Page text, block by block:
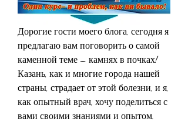
Дорогие гости моего блога, сегодня я
предлагаю вам поговорить о самой
каменной теме – камнях в почках!
Казань, как и многие города нашей
страны, страдает от этой болезни, и я,
как опытный врач, хочу поделиться с
вами своими знаниями и опытом.